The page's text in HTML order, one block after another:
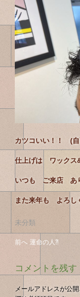
カツコいい！！ (自
仕上げは ワックス&
いつも ご来店 あ
また来年も よろし
未分類
投
稿
の
ナ
投
稿
ナ
ビ
ゲ
前へ 前
投
稿
へ
運命の人⁈
コメントを残す
メールアドレスが公